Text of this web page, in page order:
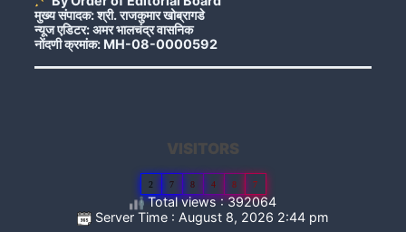
मुख्य संपादक: श्री. राजकुमार खोब्रागडे
न्यूज एडिटर: अमर भालचंद्र वासनिक
नोंदणी क्रमांक: MH-08-0000592
VISITORS
2 7 8 4 8 7
Total views : 392064
Server Time : August 8, 2026 2:44 pm